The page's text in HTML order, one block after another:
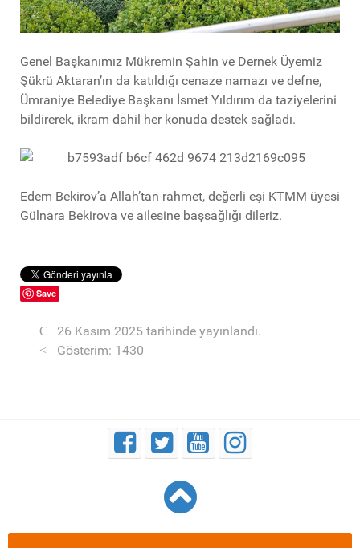
Genel Başkanımız Mükremin Şahin ve Dernek Üyemiz
Şükrü Aktaran’ın da katıldığı cenaze namazı ve defne,
Ümraniye Belediye Başkanı İsmet Yıldırım da taziyelerini
bildirerek, ikram dahil her konuda destek sağladı.
Edem Bekirov’a Allah’tan rahmet, değerli eşi KTMM üyesi
Gülnara Bekirova ve ailesine başsağlığı dileriz.
Save
26 Kasım 2025 tarihinde yayınlandı.
Gösterim: 1430